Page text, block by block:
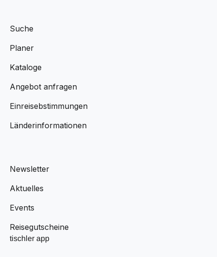
Suche
Planer
Kataloge
Angebot anfragen
Einreisebstimmungen
Länderinformationen
Newsletter
Aktuelles
Events
Reisegutscheine
tischler app